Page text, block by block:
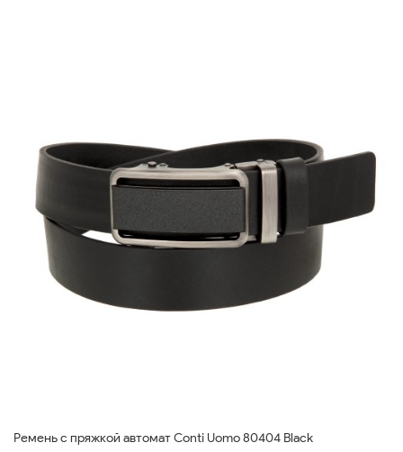
Ремень с пряжкой автомат Conti Uomo 80404 Black